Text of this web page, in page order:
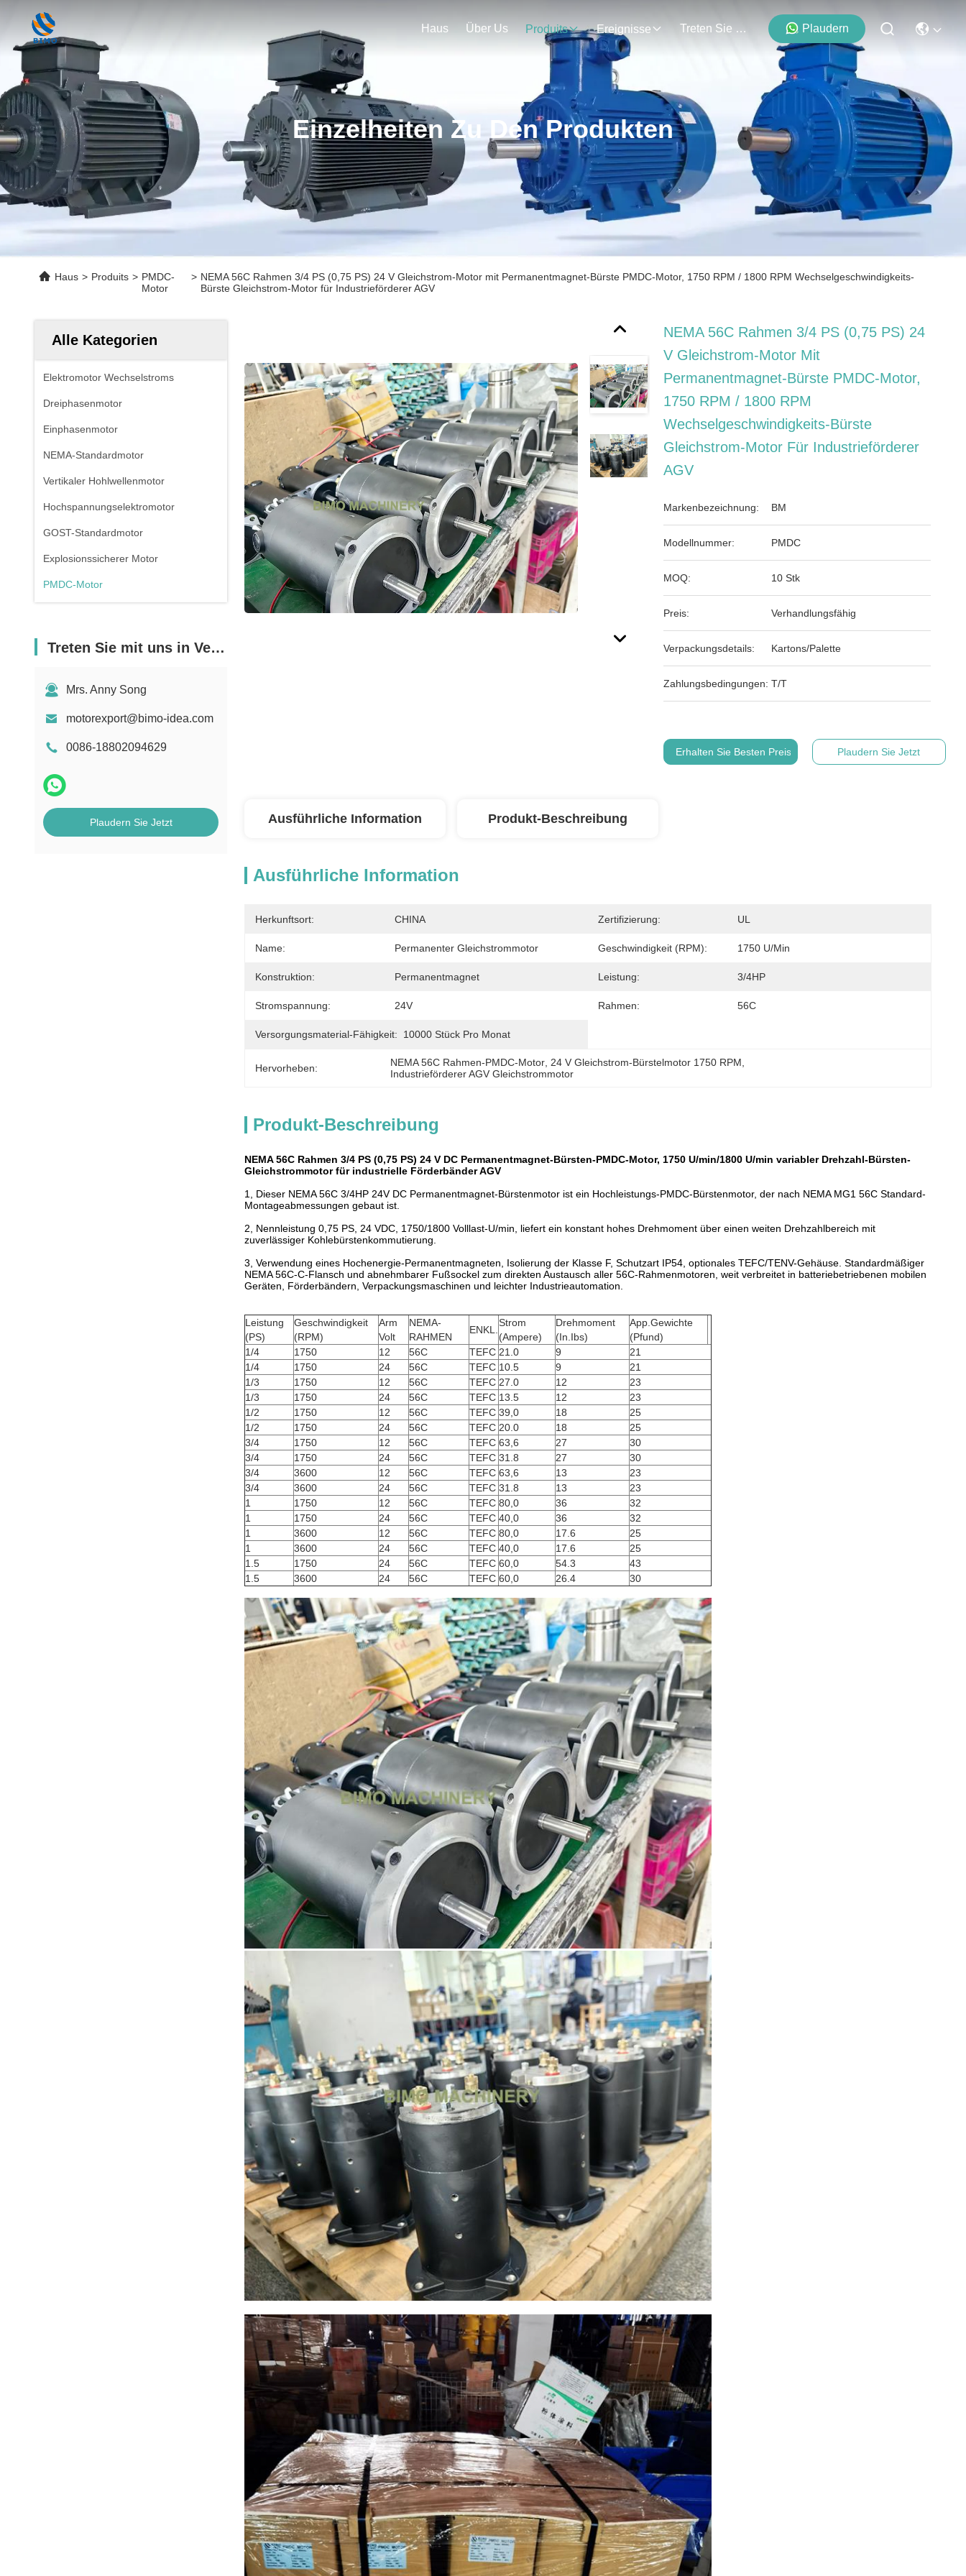
Haus Über Us Produits Ereignisse Treten Sie Mit Uns In Verbindung Plaudern
Einzelheiten Zu Den Produkten
Haus > Produits > PMDC-
Motor
> NEMA 56C Rahmen 3/4 PS (0,75 PS) 24 V Gleichstrom-Motor mit Permanentmagnet-Bürste PMDC-Motor, 1750 RPM / 1800 RPM Wechselgeschwindigkeits-
Bürste Gleichstrom-Motor für Industrieförderer AGV
Alle Kategorien
Elektromotor Wechselstroms
Dreiphasenmotor
Einphasenmotor
NEMA-Standardmotor
Vertikaler Hohlwellenmotor
Hochspannungselektromotor
GOST-Standardmotor
Explosionssicherer Motor
PMDC-Motor
Treten Sie mit uns in Verbindung
Mrs. Anny Song
motorexport@bimo-idea.com
0086-18802094629
Plaudern Sie Jetzt
NEMA 56C Rahmen 3/4 PS (0,75 PS) 24
V Gleichstrom-Motor Mit
Permanentmagnet-Bürste PMDC-Motor,
1750 RPM / 1800 RPM
Wechselgeschwindigkeits-Bürste
Gleichstrom-Motor Für Industrieförderer
AGV
Markenbezeichnung: BM
Modellnummer: PMDC
MOQ: 10 Stk
Preis: Verhandlungsfähig
Verpackungsdetails: Kartons/Palette
Zahlungsbedingungen: T/T
Erhalten Sie Besten Preis Plaudern Sie Jetzt
Ausführliche Information Produkt-Beschreibung
Ausführliche Information
Herkunftsort: CHINA Zertifizierung: UL
Name: Permanenter Gleichstrommotor Geschwindigkeit (RPM): 1750 U/min
Konstruktion: Permanentmagnet Leistung: 3/4HP
Stromspannung: 24V Rahmen: 56C
Versorgungsmaterial-Fähigkeit: 10000 Stück Pro Monat
Hervorheben: NEMA 56C Rahmen-PMDC-Motor 24 V Gleichstrom-Bürstelmotor 1750 RPM
Industrieförderer AGV Gleichstrommotor
Produkt-Beschreibung
NEMA 56C Rahmen 3/4 PS (0,75 PS) 24 V DC Permanentmagnet-Bürsten-PMDC-Motor, 1750 U/min/1800 U/min variabler Drehzahl-Bürsten-
Gleichstrommotor für industrielle Förderbänder AGV
1, Dieser NEMA 56C 3/4HP 24V DC Permanentmagnet-Bürstenmotor ist ein Hochleistungs-PMDC-Bürstenmotor, der nach NEMA MG1 56C Standard-
Montageabmessungen gebaut ist.
2, Nennleistung 0,75 PS, 24 VDC, 1750/1800 Volllast-U/min, liefert ein konstant hohes Drehmoment über einen weiten Drehzahlbereich mit
zuverlässiger Kohlebürstenkommutierung.
3, Verwendung eines Hochenergie-Permanentmagneten, Isolierung der Klasse F, Schutzart IP54, optionales TEFC/TENV-Gehäuse. Standardmäßiger
NEMA 56C-C-Flansch und abnehmbarer Fußsockel zum direkten Austausch aller 56C-Rahmenmotoren, weit verbreitet in batteriebetriebenen mobilen
Geräten, Förderbändern, Verpackungsmaschinen und leichter Industrieautomation.
Leistung
(PS)
Geschwindigkeit
(RPM)
Arm
Volt
NEMA-
RAHMEN
ENKL.
Strom
(Ampere)
Drehmoment
(In.Ibs)
App.Gewichte
(Pfund)
1/4
1750 12 56C TEFC 21.0 9
21
1/4
1750 24 56C TEFC 10.5 9
21
1/3
1750 12 56C TEFC 27.0 12
23
1/3
1750 24 56C TEFC 13.5 12
23
1/2
1750 12 56C TEFC 39,0 18
25
1/2
1750 24 56C TEFC 20.0 18
25
3/4
1750 12 56C TEFC 63,6 27
30
3/4
1750 24 56C TEFC 31.8 27
30
3/4
3600 12 56C TEFC 63,6 13
23
3/4
3600 24 56C TEFC 31.8 13
23
1
1750 12 56C TEFC 80,0 36
32
1
1750 24 56C TEFC 40,0 36
32
1
3600 12 56C TEFC 80,0 17.6
25
1
3600 24 56C TEFC 40,0 17.6
25
1.5
1750 24 56C TEFC 60,0 54.3
43
1.5
3600 24 56C TEFC 60,0 26.4 30